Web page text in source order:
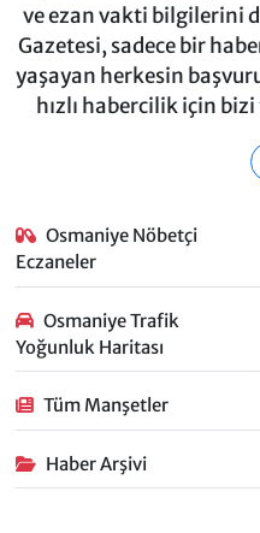
ve ezan vakti bilgilerini
Gazetesi, sadece bir
yaşayan herkesin
hızlı habercilik için
Osmaniye Nöbetçi
Eczaneler
Osmaniye Trafik
Yoğunluk Haritası
Tüm Manşetler
Haber Arşivi